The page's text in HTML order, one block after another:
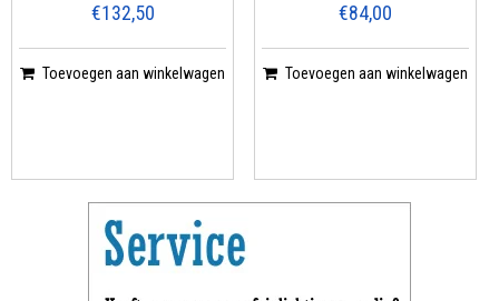
€132,50
Toevoegen aan winkelwagen
€84,00
Toevoegen aan winkelwagen